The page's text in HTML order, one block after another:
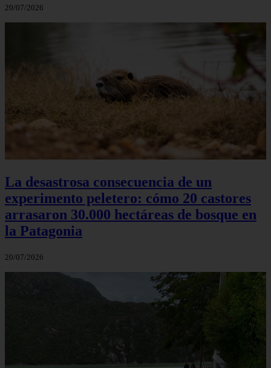
20/07/2026
La desastrosa consecuencia de un
experimento peletero: cómo 20 castores
arrasaron 30.000 hectáreas de bosque en
la Patagonia
20/07/2026